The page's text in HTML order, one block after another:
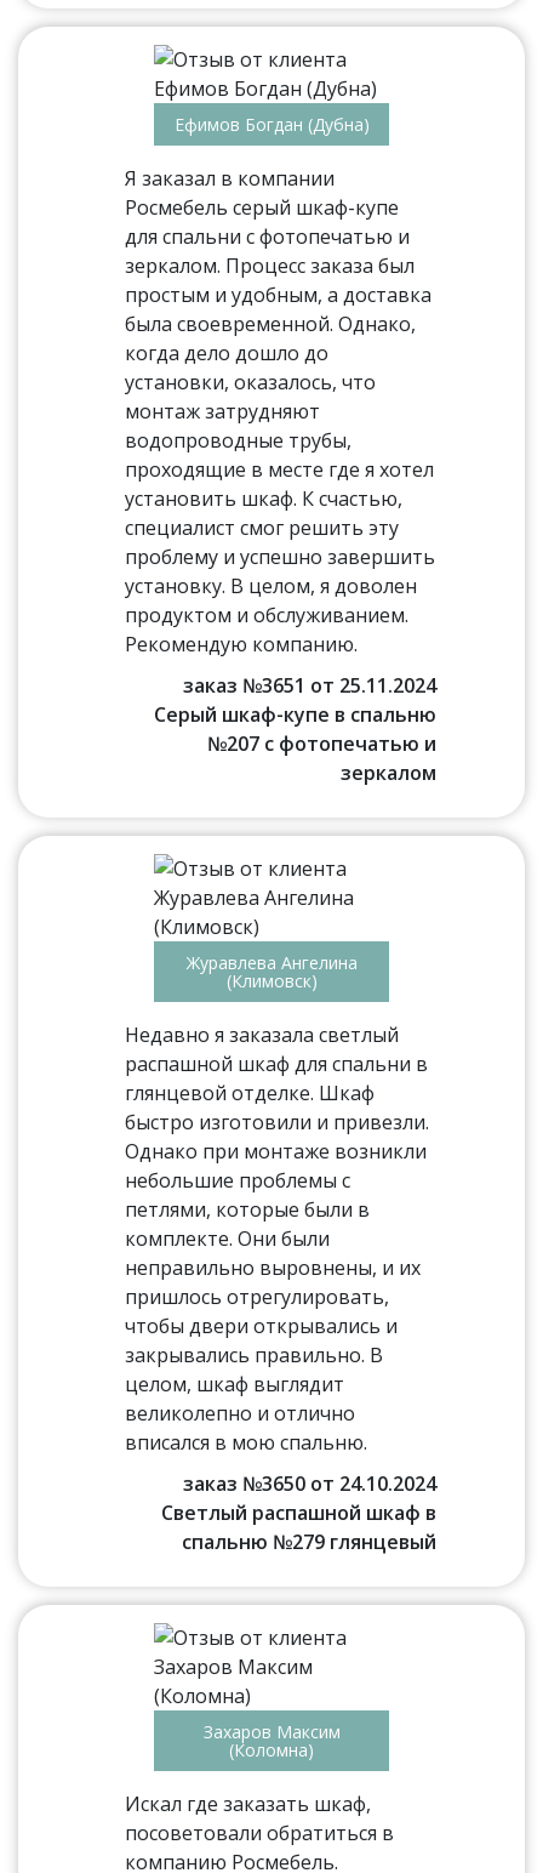
Ефимов Богдан (Дубна)
Я заказал в компании
Росмебель серый шкаф-купе
для спальни с фотопечатью и
зеркалом. Процесс заказа был
простым и удобным, а доставка
была своевременной. Однако,
когда дело дошло до
установки, оказалось, что
монтаж затрудняют
водопроводные трубы,
проходящие в месте где я хотел
установить шкаф. К счастью,
специалист смог решить эту
проблему и успешно завершить
установку. В целом, я доволен
продуктом и обслуживанием.
Рекомендую компанию.
заказ №3651 от 25.11.2024
Серый шкаф-купе в спальню
№207 с фотопечатью и
зеркалом
Журавлева Ангелина
(Климовск)
Недавно я заказала светлый
распашной шкаф для спальни в
глянцевой отделке. Шкаф
быстро изготовили и привезли.
Однако при монтаже возникли
небольшие проблемы с
петлями, которые были в
комплекте. Они были
неправильно выровнены, и их
пришлось отрегулировать,
чтобы двери открывались и
закрывались правильно. В
целом, шкаф выглядит
великолепно и отлично
вписался в мою спальню.
заказ №3650 от 24.10.2024
Светлый распашной шкаф в
спальню №279 глянцевый
Захаров Максим
(Коломна)
Искал где заказать шкаф,
посоветовали обратиться в
компанию Росмебель.